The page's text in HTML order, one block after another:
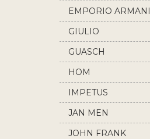
EMPORIO ARMANI
GIULIO
GUASCH
HOM
IMPETUS
JAN MEN
JOHN FRANK